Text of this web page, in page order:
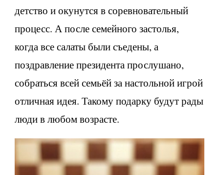
детство и окунутся в соревновательный
процесс. А после семейного застолья,
когда все салаты были съедены, а
поздравление президента прослушано,
собраться всей семьёй за настольной игрой
отличная идея. Такому подарку будут рады
люди в любом возрасте.